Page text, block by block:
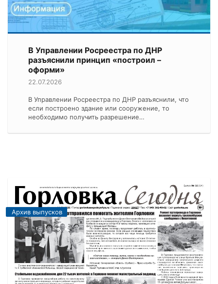
В Управлении Росреестра по ДНР
разъяснили принцип «построил –
оформи»
22.07.2026
В Управлении Росреестра по ДНР разъяснили, что
если построено здание или сооружение, то
необходимо получить разрешение…
Архив выпусков